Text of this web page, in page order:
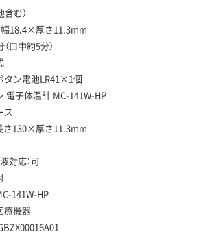
含む）
18.4×厚さ11.3mm
口中約5分）
タン電池LR41×1個
電子体温計 MC-141W-HP
ス
さ130×厚さ11.3mm
対応：可
141W-HP
療機器